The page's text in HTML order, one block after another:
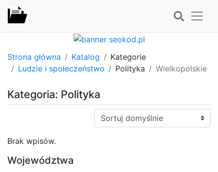
Strona główna Katalog
Kategorie
Ludzie i społeczeństwo
Polityka Wielkopolskie
Kategoria: Polityka
Sortuj:
Brak wpisów.
Województwa